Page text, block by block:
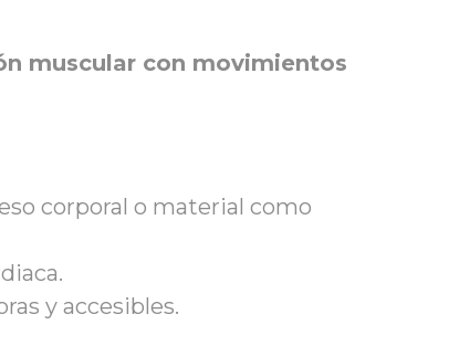
muscular con movimientos
corporal o material como
y accesibles.